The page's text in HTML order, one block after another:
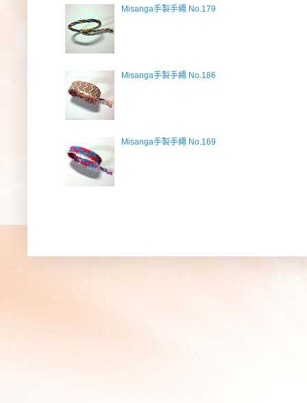
Misanga手製手繩 No.179
Misanga手製手繩 No.186
Misanga手製手繩 No.169